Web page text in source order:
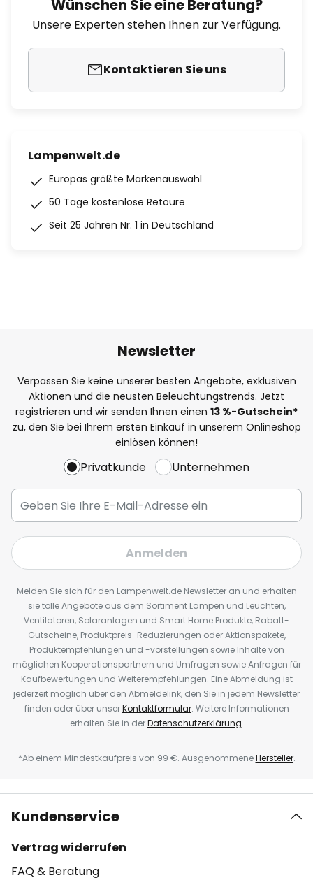
Wünschen Sie eine Beratung?
Unsere Experten stehen Ihnen zur Verfügung.
Kontaktieren Sie uns
Lampenwelt.de
Europas größte Markenauswahl
50 Tage kostenlose Retoure
Seit 25 Jahren Nr. 1 in Deutschland
Newsletter
Verpassen Sie keine unserer besten Angebote, exklusiven
Aktionen und die neusten Beleuchtungstrends. Jetzt
registrieren und wir senden Ihnen einen 13 %-Gutschein*
zu, den Sie bei Ihrem ersten Einkauf in unserem Onlineshop
einlösen können!
Privatkunde Unternehmen
Anmelden
Melden Sie sich für den Lampenwelt.de Newsletter an und erhalten
sie tolle Angebote aus dem Sortiment Lampen und Leuchten,
Ventilatoren, Solaranlagen und Smart Home Produkte, Rabatt-
Gutscheine, Produktpreis-Reduzierungen oder Aktionspakete,
Produktempfehlungen und -vorstellungen sowie Inhalte von
möglichen Kooperationspartnern und Umfragen sowie Anfragen für
Kaufbewertungen und Weiterempfehlungen. Eine Abmeldung ist
jederzeit möglich über den Abmeldelink, den Sie in jedem Newsletter
finden oder über unserKontaktformular. Weitere Informationen
erhalten Sie in derDatenschutzerklärung.
*Ab einem Mindestkaufpreis von 99 €. AusgenommeneHersteller.
Kundenservice
Vertrag widerrufen
FAQ & Beratung